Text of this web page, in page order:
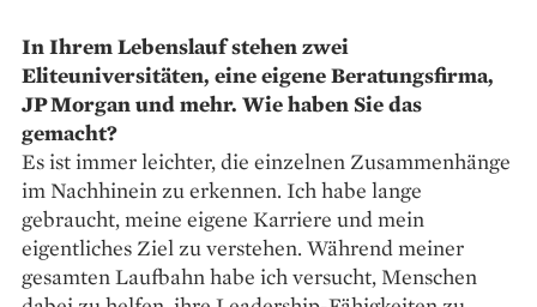
In Ihrem Lebenslauf stehen zwei
Eliteuniversitäten, eine eigene Beratungsfirma,
JP Morgan und mehr. Wie haben Sie das
gemacht?
Es ist immer leichter, die ­einzelnen Zusammenhänge
im Nachhinein zu erkennen. Ich habe lange
gebraucht, meine eigene Karriere und mein
eigentliches Ziel zu verstehen. Während meiner
gesamten Laufbahn habe ich versucht, Menschen